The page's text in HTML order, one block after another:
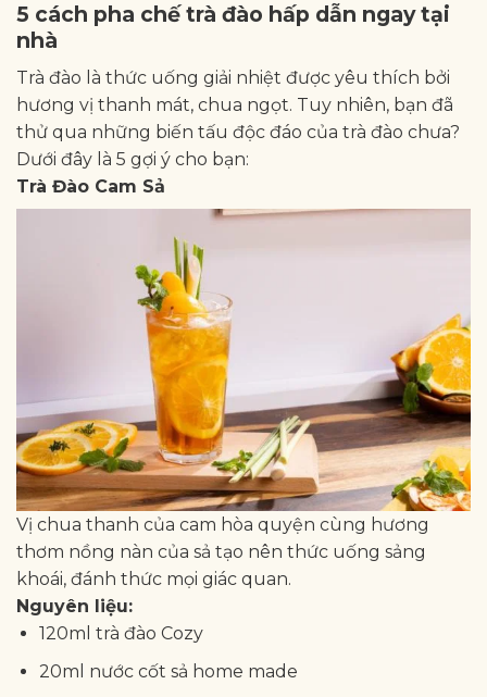
5 cách pha chế trà đào hấp dẫn ngay tại
nhà
Trà đào là thức uống giải nhiệt được yêu thích bởi
hương vị thanh mát, chua ngọt. Tuy nhiên, bạn đã
thử qua những biến tấu độc đáo của trà đào chưa?
Dưới đây là 5 gợi ý cho bạn:
Trà Đào Cam Sả
Vị chua thanh của cam hòa quyện cùng hương
thơm nồng nàn của sả tạo nên thức uống sảng
khoái, đánh thức mọi giác quan.
Nguyên liệu:
120ml trà đào Cozy
20ml nước cốt sả home made